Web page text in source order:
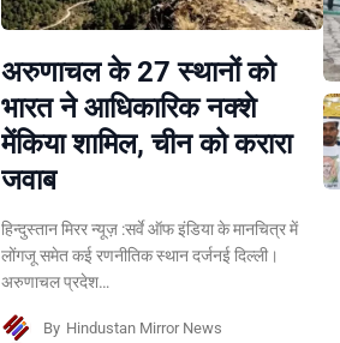
अरुणाचल के 27 स्थानों को
भारत ने आधिकारिक नक्शे
मेंकिया शामिल, चीन को करारा
जवाब
हिन्दुस्तान मिरर न्यूज़ :सर्वे ऑफ इंडिया के मानचित्र में
लोंगजू समेत कई रणनीतिक स्थान दर्जनई दिल्ली।
अरुणाचल प्रदेश…
By Hindustan Mirror News